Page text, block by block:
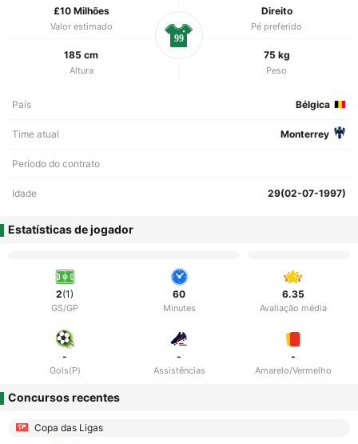
£10 Milhões
Valor estimado
Direito
Pé preferido
185 cm
Altura
75 kg
Peso
99
País Bélgica
Time atual Monterrey
Período do contrato
Idade 29(02-07-1997)
Estatísticas de jogador
2(1)
GS/GP
60
Minutes
6.35
Avaliação média
-
Gols(P)
-
Assistências
-
Amarelo/Vermelho
Concursos recentes
Copa das Ligas